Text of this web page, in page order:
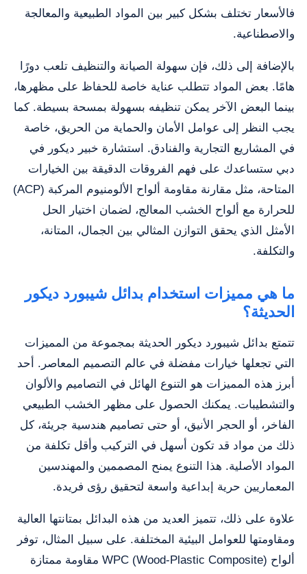
فالأسعار تختلف بشكل كبير بين المواد الطبيعية والمعالجة
والاصطناعية.
بالإضافة إلى ذلك، فإن سهولة الصيانة والتنظيف تلعب دورًا
هامًا. بعض المواد تتطلب عناية خاصة للحفاظ على مظهرها،
بينما البعض الآخر يمكن تنظيفه بسهولة بمسحة بسيطة. كما
يجب النظر إلى عوامل الأمان والحماية من الحريق، خاصة
في المشاريع التجارية والفنادق. استشارة خبير ديكور في
دبي ستساعدك على فهم الفروقات الدقيقة بين الخيارات
المتاحة، مثل مقارنة مقاومة ألواح الألومنيوم المركبة (ACP)
للحرارة مع ألواح الخشب المعالج، لضمان اختيار الحل
الأمثل الذي يحقق التوازن المثالي بين الجمال، المتانة،
والتكلفة.
ما هي مميزات استخدام بدائل شيبورد ديكور
الحديثة؟
تتمتع بدائل شيبورد ديكور الحديثة بمجموعة من المميزات
التي تجعلها خيارات مفضلة في عالم التصميم المعاصر. أحد
أبرز هذه المميزات هو التنوع الهائل في التصاميم والألوان
والتشطيبات. يمكنك الحصول على مظهر الخشب الطبيعي
الفاخر، أو الحجر الأنيق، أو حتى تصاميم هندسية جريئة، كل
ذلك من مواد قد تكون أسهل في التركيب وأقل تكلفة من
المواد الأصلية. هذا التنوع يمنح المصممين والمهندسين
المعماريين حرية إبداعية واسعة لتحقيق رؤى فريدة.
علاوة على ذلك، تتميز العديد من هذه البدائل بمتانتها العالية
ومقاومتها للعوامل البيئية المختلفة. على سبيل المثال، توفر
ألواح WPC (Wood-Plastic Composite) مقاومة ممتازة